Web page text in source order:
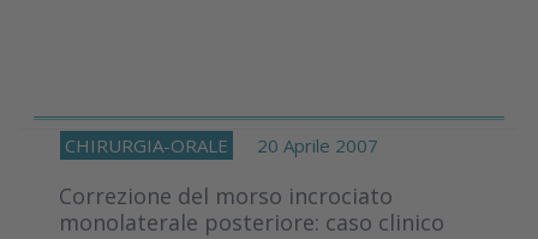
CHIRURGIA-ORALE 20 Aprile 2007
Correzione del morso incrociato
monolaterale posteriore: caso clinico